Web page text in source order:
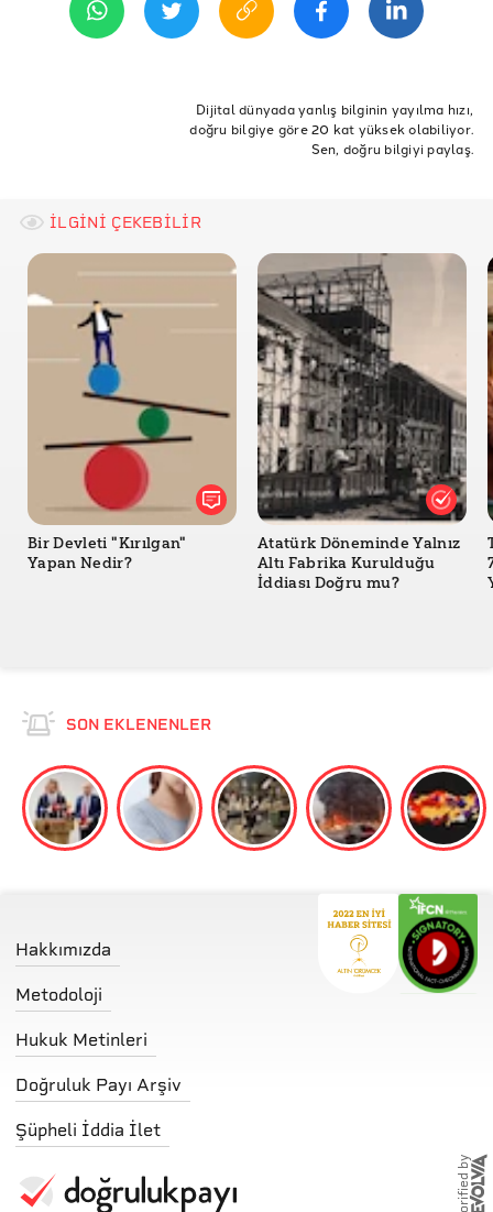
Hükümet Kamu
Kriz
Kamu Harcaması Kamu Çalışanları
Dijital dünyada yanlış bilginin yayılma hızı,
doğru bilgiye göre 20 kat yüksek olabiliyor.
Sen, doğru bilgiyi paylaş.
İLGİNİ ÇEKEBİLİR
Bir Devleti "Kırılgan"
Yapan Nedir?
Atatürk Döneminde Yalnız
Altı Fabrika Kurulduğu
İddiası Doğru mu?
SON EKLENENLER
Hakkımızda
Metodoloji
Hukuk Metinleri
Doğruluk Payı Arşiv
Şüpheli İddia İlet
storified by